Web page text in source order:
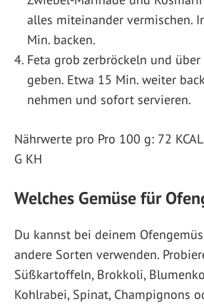
alles miteinander vermischen.
Min. backen.
Feta grob zerbröckeln und über
geben. Etwa 15 Min. weiter
nehmen und sofort servieren.
Nährwerte pro Pro 100 g: 72
G KH
Welches Gemüse für
Du kannst bei deinem
andere Sorten verwenden.
Süßkartoffeln, Brokkoli,
Kohlrabei, Spinat, Champignons